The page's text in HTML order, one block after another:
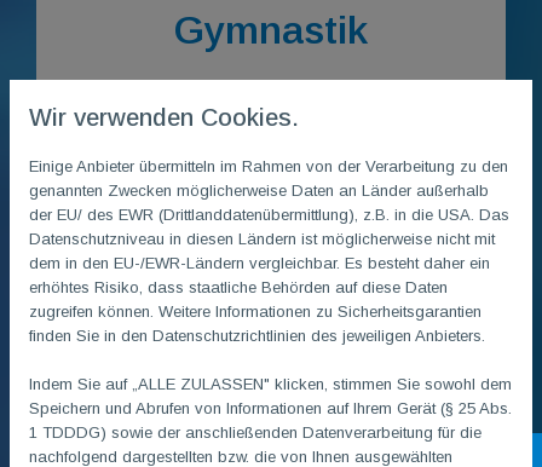
Gymnastik
Fitness
MANNSCHAFTSSPORT
Wir verwenden Cookies.
Einige Anbieter übermitteln im Rahmen von der Verarbeitung zu den
genannten Zwecken möglicherweise Daten an Länder außerhalb
der EU/ des EWR (Drittlanddatenübermittlung), z.B. in die USA. Das
Datenschutzniveau in diesen Ländern ist möglicherweise nicht mit
dem in den EU-/EWR-Ländern vergleichbar. Es besteht daher ein
erhöhtes Risiko, dass staatliche Behörden auf diese Daten
zugreifen können. Weitere Informationen zu Sicherheitsgarantien
finden Sie in den Datenschutzrichtlinien des jeweiligen Anbieters.
Indem Sie auf „ALLE ZULASSEN" klicken, stimmen Sie sowohl dem
Speichern und Abrufen von Informationen auf Ihrem Gerät (§ 25 Abs.
1 TDDDG) sowie der anschließenden Datenverarbeitung für die
nachfolgend dargestellten bzw. die von Ihnen ausgewählten